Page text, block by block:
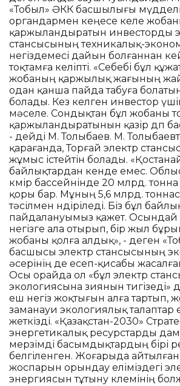
«Тобыл» ӘКК басшылығы мүдделі
органдармен кеңесе келе
қаржыландыратын инвесторды
стансысының техникалық-
негіздемесі дайын болғаннан
тоқтамға келіпті. «Себебі бұл
жобаның қаржылық жағының
одан қанша пайда табуға
болады. Кез келген инвестор
мәселе. Сондықтан бұл жобаны
қаржыландыратынын қазір дөп
- дейді М. Толыбаев. М.
қарағанда, Торғай электр
жұмыс істейтін болады.
байлықтардан кенде емес.
көмір бассейнінде 20 млрд. тонна
қоры бар. Мұның 5,6 млрд.
тәсілмен өндіріледі. Біз бұл
пайдалануымыз қажет. Осындай
негізге ала отырып, бір жыл
жобаны қолға алдық», - деген
басшысы электр стансысының
әсерінің де есеп-қисабы
Осы орайда ол «бұл электр
экологиясына зиянын тигізеді»
еш негіз жоқтығын алға тартып,
заманауи экологиялық талаптар
жеткізді. «Қазақстан-2030»
энергетикалық ресурстарды
мерзімді басымдықтардың бірі
белгіленген. Жоғарыда
жоспарын орындау еліміздегі
энергиясын тұтыну көлемінің